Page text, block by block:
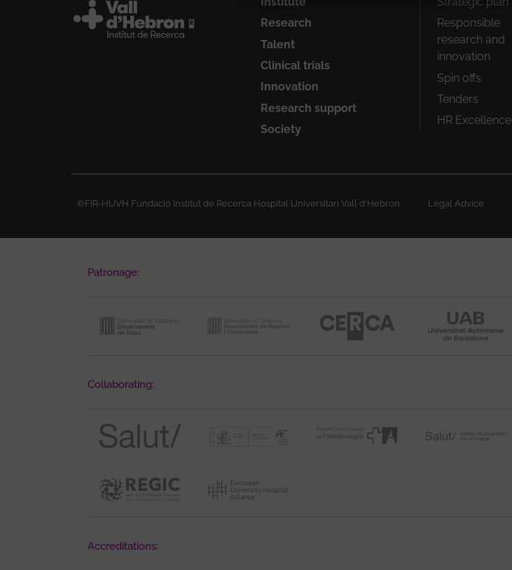
Research
Talent
Clinical trials
Innovation
Research support
Society
Responsible
research and
innovation
Spin offs
Tenders
HR Excellence
©FIR-HUVH Fundació Institut de Recerca Hospital Universitari Vall d'Hebron Legal Advice
Patronage:
Collaborating:
Accreditations: